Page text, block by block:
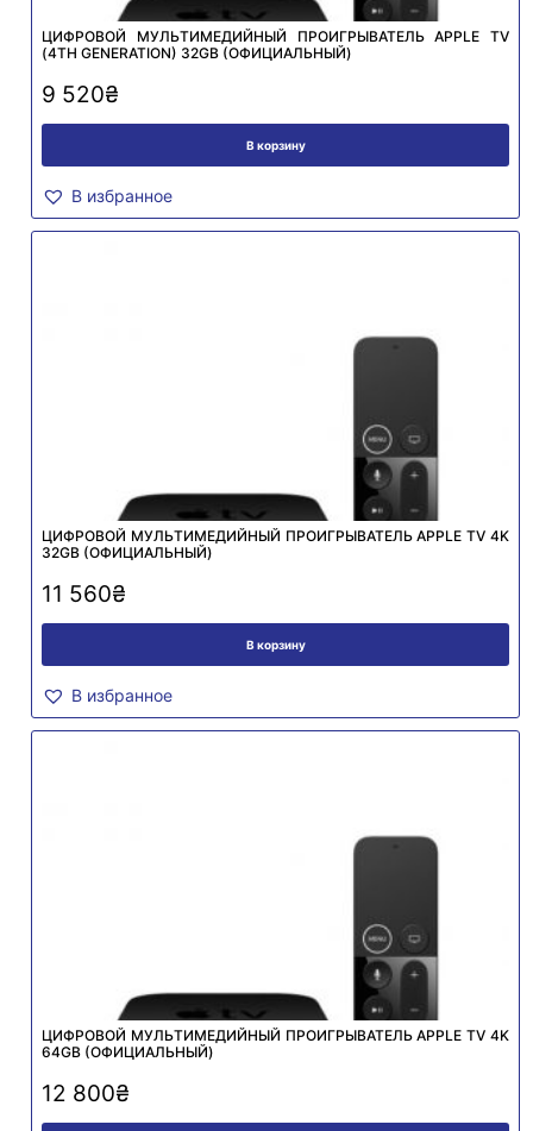
ЦИФРОВОЙ МУЛЬТИМЕДИЙНЫЙ ПРОИГРЫВАТЕЛЬ APPLE TV
(4TH GENERATION) 32GB (ОФИЦИАЛЬНЫЙ)
9 520₴
В корзину
В избранное
ЦИФРОВОЙ МУЛЬТИМЕДИЙНЫЙ ПРОИГРЫВАТЕЛЬ APPLE TV 4K
32GB (ОФИЦИАЛЬНЫЙ)
11 560₴
В корзину
В избранное
ЦИФРОВОЙ МУЛЬТИМЕДИЙНЫЙ ПРОИГРЫВАТЕЛЬ APPLE TV 4K
64GB (ОФИЦИАЛЬНЫЙ)
12 800₴